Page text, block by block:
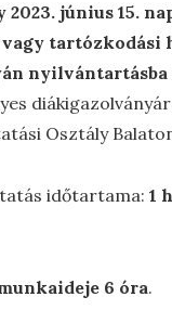
június 15.
nyilvántartásba
Osztály
időtartama:1
6 óra.